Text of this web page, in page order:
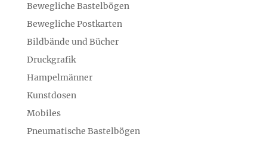
Bewegliche Bastelbögen
Bewegliche Postkarten
Bildbände und Bücher
Druckgrafik
Hampelmänner
Kunstdosen
Mobiles
Pneumatische Bastelbögen